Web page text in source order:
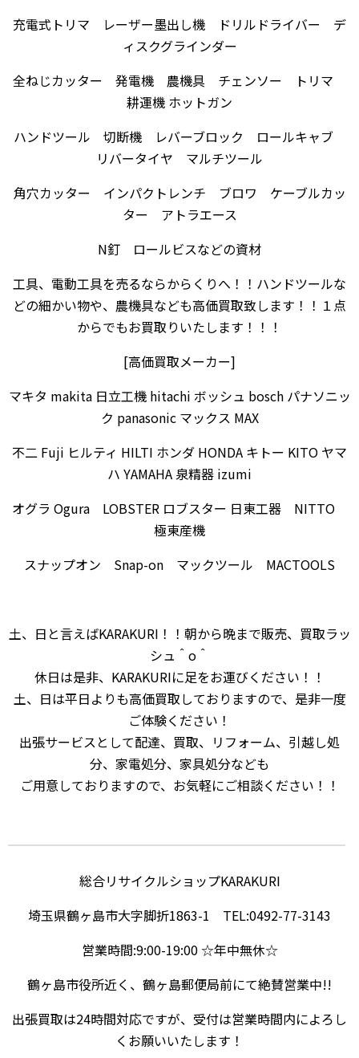
充電式トリマ レーザー墨出し機 ドリルドライバー デ
ィスクグラインダー
全ねじカッター 発電機 農機具 チェンソー トリマ
耕運機 ホットガン
ハンドツール 切断機 レバーブロック ロールキャブ
リバータイヤ マルチツール
角穴カッター インパクトレンチ ブロワ ケーブルカッ
ター アトラエース
N釘 ロールビスなどの資材
工具、電動工具を売るならからくりへ！！ハンドツールな
どの細かい物や、農機具なども高価買取致します！！１点
からでもお買取りいたします！！！
[高価買取メーカー]
マキタ makita 日立工機 hitachi ボッシュ bosch パナソニッ
ク panasonic マックス MAX
不二 Fuji ヒルティ HILTI ホンダ HONDA キトー KITO ヤマ
ハ YAMAHA 泉精器 izumi
オグラ Ogura LOBSTER ロブスター 日東工器 NITTO
極東産機
スナップオン Snap-on マックツール MACTOOLS
土、日と言えばKARAKURI！！朝から晩まで販売、買取ラッ
シュ＾o＾
休日は是非、KARAKURIに足をお運びください！！
土、日は平日よりも高価買取しておりますので、是非一度
ご体験ください！
出張サービスとして配達、買取、リフォーム、引越し処
分、家電処分、家具処分なども
ご用意しておりますので、お気軽にご相談ください！！
総合リサイクルショップKARAKURI
埼玉県鶴ヶ島市大字脚折1863-1 TEL:0492-77-3143
営業時間:9:00-19:00 ☆年中無休☆
鶴ヶ島市役所近く、鶴ヶ島郵便局前にて絶賛営業中!!
出張買取は24時間対応ですが、受付は営業時間内によろし
くお願いいたします！